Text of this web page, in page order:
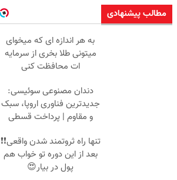
مطالب پیشنهادی
به هر اندازه ای که میخوای
میتونی طلا بخری از سرمایه
ات محافظت کنی
دندان مصنوعی سوئیسی:
جدیدترین فناوری اروپا، سبک
و مقاوم | پرداخت قسطی
تنها راه ثروتمند شدن واقعی❗❗
بعد از این دوره تو خواب هم
پول در بیار😍